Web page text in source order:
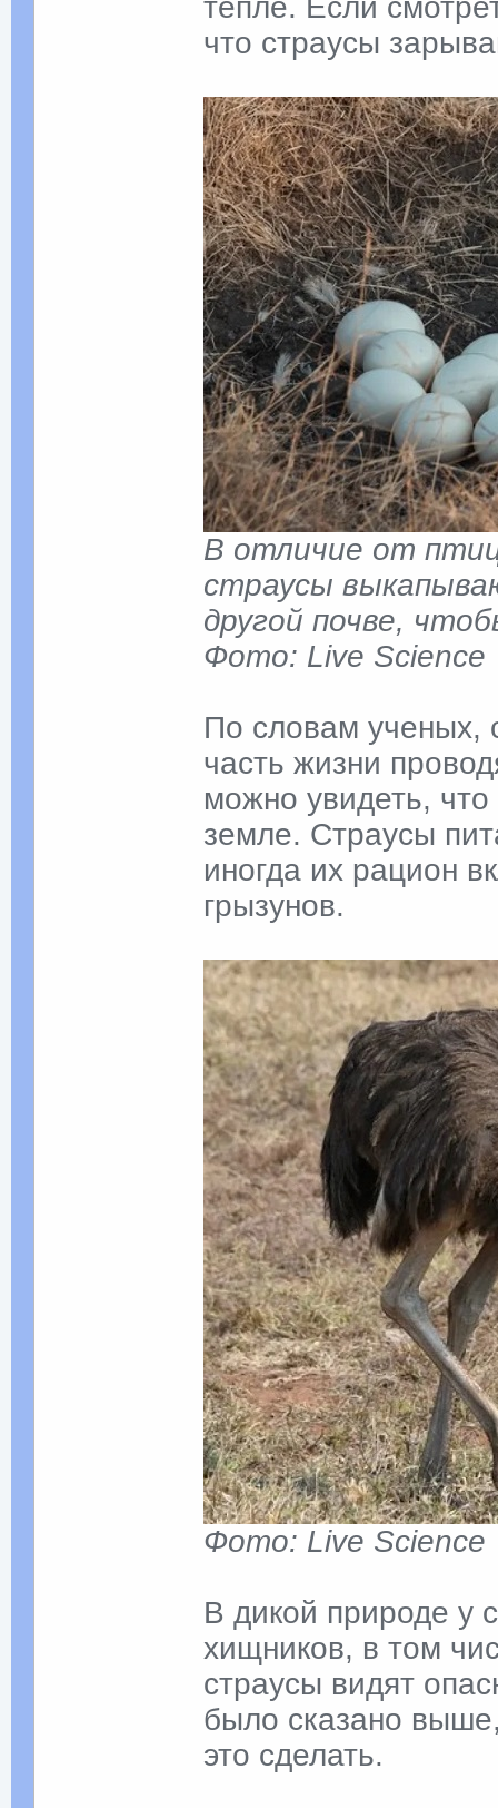
тепле. Если
что страусы
В отличие от
страусы
другой почве,
Фото: Live Science
По словам ученых,
часть жизни
можно увидеть, что
земле. Страусы
иногда их рацион
грызунов.
Фото: Live Science
В дикой природе у
хищников, в том
страусы видят
было сказано
это сделать.